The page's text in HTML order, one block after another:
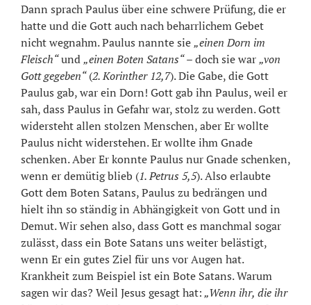
Dann sprach Paulus über eine schwere Prüfung, die er
hatte und die Gott auch nach beharrlichem Gebet
nicht wegnahm. Paulus nannte sie„einen Dorn im
Fleisch“und„einen Boten Satans“– doch sie war„von
Gott gegeben“(2. Korinther 12,7). Die Gabe, die Gott
Paulus gab, war ein Dorn! Gott gab ihn Paulus, weil er
sah, dass Paulus in Gefahr war, stolz zu werden. Gott
widersteht allen stolzen Menschen, aber Er wollte
Paulus nicht widerstehen. Er wollte ihm Gnade
schenken. Aber Er konnte Paulus nur Gnade schenken,
wenn er demütig blieb (1. Petrus 5,5). Also erlaubte
Gott dem Boten Satans, Paulus zu bedrängen und
hielt ihn so ständig in Abhängigkeit von Gott und in
Demut. Wir sehen also, dass Gott es manchmal sogar
zulässt, dass ein Bote Satans uns weiter belästigt,
wenn Er ein gutes Ziel für uns vor Augen hat.
Krankheit zum Beispiel ist ein Bote Satans. Warum
sagen wir das? Weil Jesus gesagt hat:„Wenn ihr, die ihr